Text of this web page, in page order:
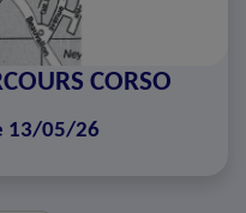
CORSO
13/05/26